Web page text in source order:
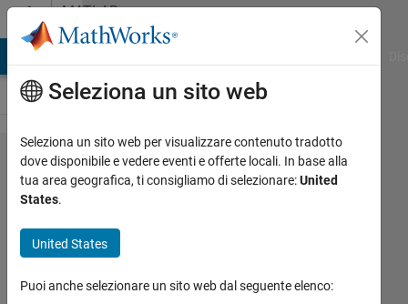
Vai al contenutoMATLAB
Answers
Adding
elements
matrix
hasan
Seleziona un sito web
Seleziona un sito web per visualizzare contenuto tradotto
dove disponibile e vedere eventi e offerte locali. In base alla
tua area geografica, ti consigliamo di selezionare:United
States.
United States
Puoi anche selezionare un sito web dal seguente elenco: